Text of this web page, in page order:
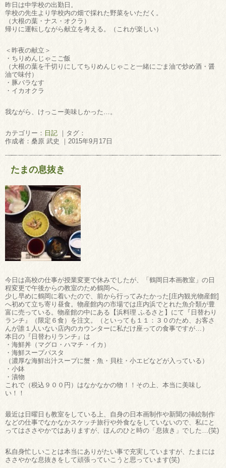
昨日は中学校の出勤日。
学校の先生より学校内の畑で採れた野菜をいただく。
（大根の葉・ナス・オクラ）
帰りに運転しながら献立を考える。（これが楽しい）
＜昨夜の献立＞
・ちりめんじゃこご飯
（大根の葉を千切りにしてちりめんじゃこと一緒にごま油で炒め酒・醤
油で味付）
・豚バラなす
・イカオクラ
我ながら、けっこー美味しかった…。
カテゴリー： 日記 ｜タグ：
作成者：桑原 武史 ｜2015年9月17日
たまの息抜き
今日は高校の仕事が授業変更で休みでしたが、「鶴岡日本画教室」の日
程変更で午後からの教室のため鶴岡へ。
少し早めに鶴岡に着いたので、前から行ってみたかった[庄内観光物産館]
へ初めて立ち寄り昼食。物産館内の市場では庄内浜でとれた魚介類が豊
富に売っている。物産館の中にある【浜料理 ふるさと】にて『日替わり
ランチ』（限定６食）を注文。（といっても１１：３０のため、お客さ
んが誰１人いない店内のカウンターに私だけ座っての食事ですが…）
本日の『日替わりランチ』は
・海鮮丼（マグロ・ハマチ・イカ）
・海鮮スープパスタ
（濃厚な海鮮出汁スープに蟹・魚・貝柱・小エビなどが入っている）
・小鉢
・漬物
これで（税込９００円）はなかなかの物！！その上、本当に美味し
い！！
最近は日曜日も教室をしている上、自身の日本画制作や新聞の挿絵制作
などの仕事でなかなかスケッチ旅行や外食なをしていないので、私にと
ってはささやかではありますが、ほんのひと時の「息抜き」でした…(笑)
私自身忙しいことは本当にありがたい事で充実していますが、たまには
ささやかな息抜きをして頑張っていこうと思っています(笑)